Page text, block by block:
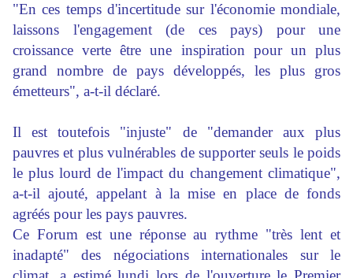
"En ces temps d'incertitude sur l'économie mondiale,
laissons l'engagement (de ces pays) pour une
croissance verte être une inspiration pour un plus
grand nombre de pays développés, les plus gros
émetteurs", a-t-il déclaré.
Il est toutefois "injuste" de "demander aux plus
pauvres et plus vulnérables de supporter seuls le poids
le plus lourd de l'impact du changement climatique",
a-t-il ajouté, appelant à la mise en place de fonds
agréés pour les pays pauvres.
Ce Forum est une réponse au rythme "très lent et
inadapté" des négociations internationales sur le